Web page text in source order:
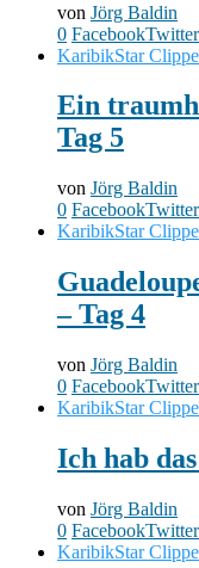
von Jörg Baldin
0 FacebookTwitter
KaribikStar
Ein
Tag 5
von Jörg Baldin
0 FacebookTwitter
KaribikStar
– Tag 4
von Jörg Baldin
0 FacebookTwitter
KaribikStar
Ich hab
von Jörg Baldin
0 FacebookTwitter
KaribikStar